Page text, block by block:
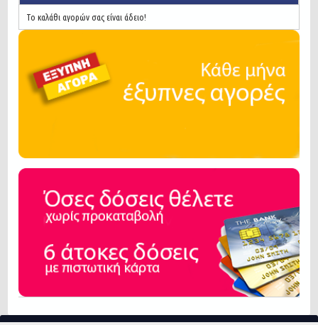
Το καλάθι αγορών σας είναι άδειο!